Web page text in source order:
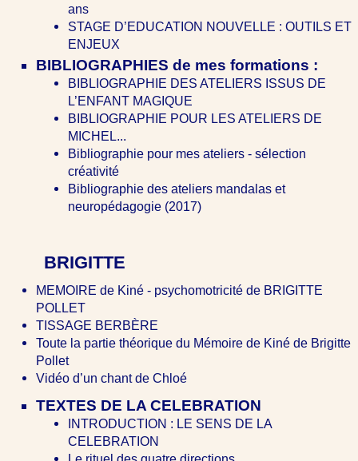
ans
STAGE D’EDUCATION NOUVELLE : OUTILS ET
ENJEUX
BIBLIOGRAPHIES de mes formations :
BIBLIOGRAPHIE DES ATELIERS ISSUS DE
L’ENFANT MAGIQUE
BIBLIOGRAPHIE POUR LES ATELIERS DE
MICHEL...
Bibliographie pour mes ateliers - sélection
créativité
Bibliographie des ateliers mandalas et
neuropédagogie (2017)
BRIGITTE
MEMOIRE de Kiné - psychomotricité de BRIGITTE
POLLET
TISSAGE BERBÈRE
Toute la partie théorique du Mémoire de Kiné de Brigitte
Pollet
Vidéo d’un chant de Chloé
TEXTES DE LA CELEBRATION
INTRODUCTION : LE SENS DE LA
CELEBRATION